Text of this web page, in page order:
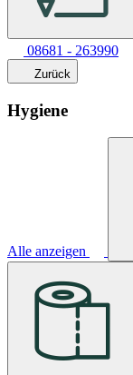
08681 - 263990
Zurück
Hygiene
Alle anzeigen